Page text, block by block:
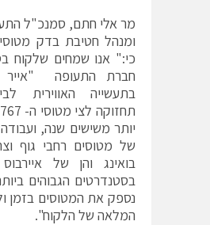
מר אלי חתם, סמנכ"ל
ומנהל חטיבת בדק
כי:" אנו שמחים שלקוח
חברת התעופה "אייר
בתעשייה האווירית
יותר משישים שנה,
של מטוסים רחבי גוף
בואינג והן של
בסטנדרטים הגבוהים
נספק את המטוסים בזמן
המלאה של הלקוח".